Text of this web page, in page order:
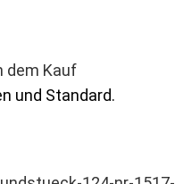
dem Kauf
und Standard.